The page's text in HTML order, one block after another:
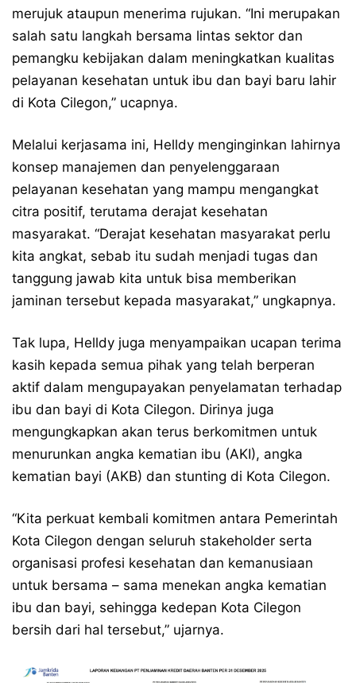
merujuk ataupun menerima rujukan. “Ini merupakan
salah satu langkah bersama lintas sektor dan
pemangku kebijakan dalam meningkatkan kualitas
pelayanan kesehatan untuk ibu dan bayi baru lahir
di Kota Cilegon,” ucapnya.
Melalui kerjasama ini, Helldy menginginkan lahirnya
konsep manajemen dan penyelenggaraan
pelayanan kesehatan yang mampu mengangkat
citra positif, terutama derajat kesehatan
masyarakat. “Derajat kesehatan masyarakat perlu
kita angkat, sebab itu sudah menjadi tugas dan
tanggung jawab kita untuk bisa memberikan
jaminan tersebut kepada masyarakat,” ungkapnya.
Tak lupa, Helldy juga menyampaikan ucapan terima
kasih kepada semua pihak yang telah berperan
aktif dalam mengupayakan penyelamatan terhadap
ibu dan bayi di Kota Cilegon. Dirinya juga
mengungkapkan akan terus berkomitmen untuk
menurunkan angka kematian ibu (AKI), angka
kematian bayi (AKB) dan stunting di Kota Cilegon.
“Kita perkuat kembali komitmen antara Pemerintah
Kota Cilegon dengan seluruh stakeholder serta
organisasi profesi kesehatan dan kemanusiaan
untuk bersama – sama menekan angka kematian
ibu dan bayi, sehingga kedepan Kota Cilegon
bersih dari hal tersebut,” ujarnya.